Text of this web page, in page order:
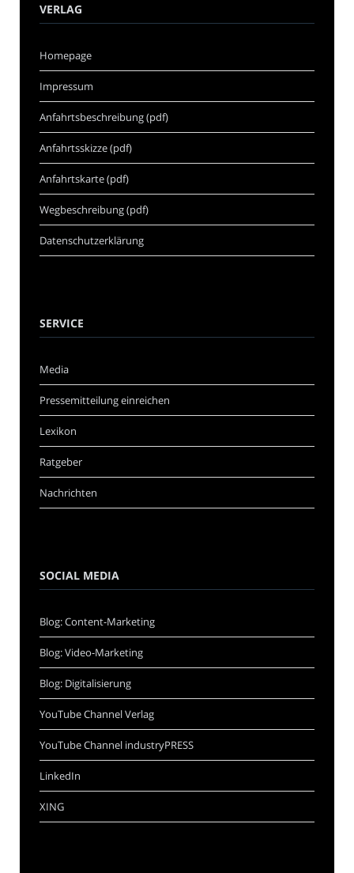
VERLAG
Homepage
Impressum
Anfahrtsbeschreibung (pdf)
Anfahrtsskizze (pdf)
Anfahrtskarte (pdf)
Wegbeschreibung (pdf)
Datenschutzerklärung
SERVICE
Media
Pressemitteilung einreichen
Lexikon
Ratgeber
Nachrichten
SOCIAL MEDIA
Blog: Content-Marketing
Blog: Video-Marketing
Blog: Digitalisierung
YouTube Channel Verlag
YouTube Channel industryPRESS
LinkedIn
XING